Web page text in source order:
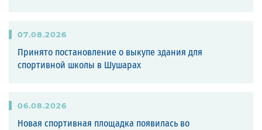
07.08.2026
Принято постановление о выкупе здания для
спортивной школы в Шушарах
06.08.2026
Новая спортивная площадка появилась во